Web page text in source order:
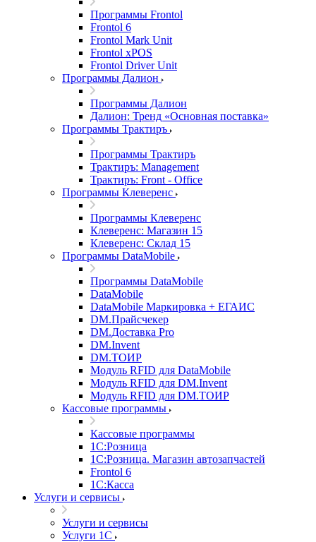
Программы Frontol
Frontol 6
Frontol Mark Unit
Frontol xPOS
Frontol Driver Unit
Программы Далион
Программы Далион
Далион: Тренд «Основная поставка»
Программы Трактиръ
Программы Трактиръ
Трактиръ: Management
Трактиръ: Front - Office
Программы Клеверенс
Программы Клеверенс
Клеверенс: Магазин 15
Клеверенс: Склад 15
Программы DataMobile
Программы DataMobile
DataMobile
DataMobile Маркировка + ЕГАИС
DM.Прайсчекер
DM.Доставка Pro
DM.Invent
DM.ТОИР
Модуль RFID для DataMobile
Модуль RFID для DM.Invent
Модуль RFID для DM.ТОИР
Кассовые программы
Кассовые программы
1С:Розница
1С:Розница. Магазин автозапчастей
Frontol 6
1С:Касса
Услуги и сервисы
Услуги и сервисы
Услуги 1С